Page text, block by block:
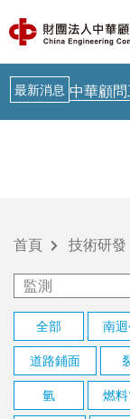
AI新知 聯合國示
最新消息 中華顧
最新消息 中華顧
AI新知 從生成式
首頁
技術研發
全部 南
道路鋪面
氫
燃